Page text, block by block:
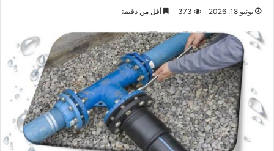
يونيو 18, 2026 373 أقل من دقيقة